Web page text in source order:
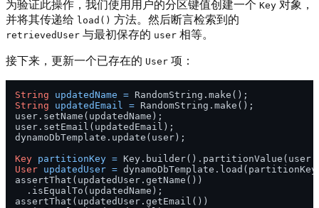
为验证此操作，我们使用用户的分区键值创建一个 Key 对象，
并将其传递给 load() 方法。然后断言检索到的
retrievedUser 与最初保存的 user 相等。
接下来，更新一个已存在的 User 项：
String updatedName =
String
updatedEmail = RandomString.make();
user.setName(updatedName);
user.setEmail(updatedEmail);
dynamoDbTemplate.update(user);
Key partitionKey =
User updatedUser =
assertThat(updatedUser.getName())
  .isEqualTo(updatedName);
assertThat(updatedUser.getEmail())